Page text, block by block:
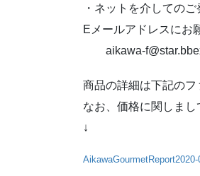
・ネットを介しての
Eメールアドレスにお
aikawa-
商品の詳細は下記のフ
なお、価格に関しまし
↓
AikawaGourmetReport2020-